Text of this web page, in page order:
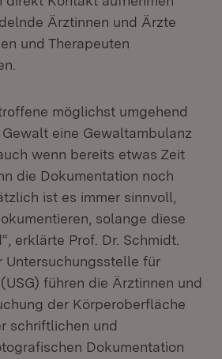
Ärztinnen und Ärzte
und Therapeuten
möglichst umgehend
eine Gewaltambulanz
wenn bereits etwas Zeit
die Dokumentation noch
ist es immer sinnvoll,
solange diese
erklärte Prof. Dr. Schmidt.
Untersuchungsstelle für
führen die Ärztinnen und
der Körperoberfläche
schriftlichen und
Dokumentation